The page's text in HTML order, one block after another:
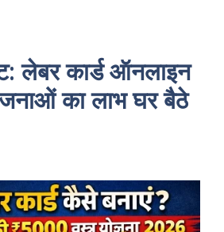
लेबर कार्ड ऑनलाइन
का लाभ घर बैठे